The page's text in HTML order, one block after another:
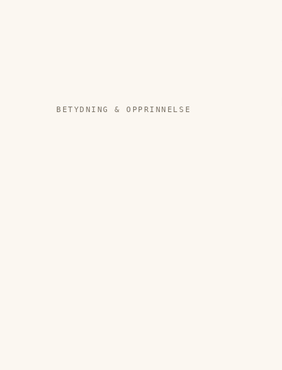
BETYDNING & OPPRINNELSE